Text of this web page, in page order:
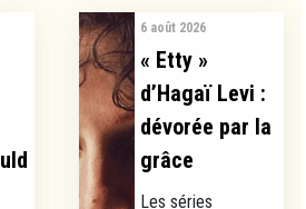
6 août 2026
« Etty »
d’Hagaï Levi :
dévorée par la
grâce
Les séries